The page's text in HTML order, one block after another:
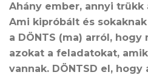
Ahány ember, annyi trükk
Ami kipróbált és
a DÖNTS (ma) arról, hogy
azokat a feladatokat,
vannak. DÖNTSD el, hogy